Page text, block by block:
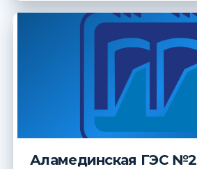
Аламединская ГЭС №2